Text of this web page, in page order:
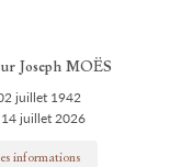
Joseph MOËS
juillet 1942
juillet 2026
informations